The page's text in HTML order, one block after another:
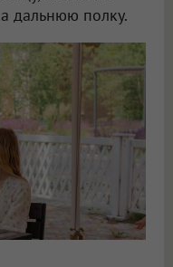
дальнюю полку.